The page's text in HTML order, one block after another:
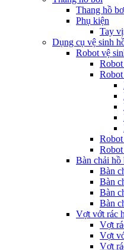
Thang hồ
Phụ kiện
Tay
Dụng cụ vệ sinh
Robot vệ
Bàn chải hồ
Bàn
Bàn
Bàn
Bàn
Vợt vớt rác
Vợt
Vợt
Vợt